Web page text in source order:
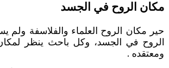
مكان الروح في الجسد
حير مكان الروح العلماء والفلاسفة ولم
الروح في الجسد، وكل باحث ينظر
ومعتقده .